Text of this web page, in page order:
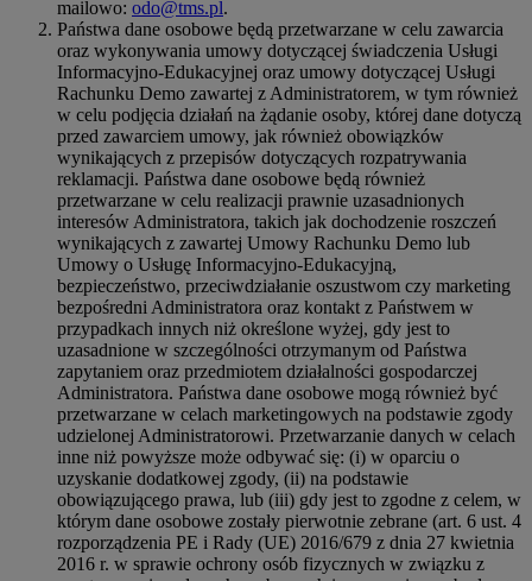
mailowo: odo@tms.pl.
Państwa dane osobowe będą przetwarzane w celu zawarcia
oraz wykonywania umowy dotyczącej świadczenia Usługi
Informacyjno-Edukacyjnej oraz umowy dotyczącej Usługi
Rachunku Demo zawartej z Administratorem, w tym również
w celu podjęcia działań na żądanie osoby, której dane dotyczą
przed zawarciem umowy, jak również obowiązków
wynikających z przepisów dotyczących rozpatrywania
reklamacji. Państwa dane osobowe będą również
przetwarzane w celu realizacji prawnie uzasadnionych
interesów Administratora, takich jak dochodzenie roszczeń
wynikających z zawartej Umowy Rachunku Demo lub
Umowy o Usługę Informacyjno-Edukacyjną,
bezpieczeństwo, przeciwdziałanie oszustwom czy marketing
bezpośredni Administratora oraz kontakt z Państwem w
przypadkach innych niż określone wyżej, gdy jest to
uzasadnione w szczególności otrzymanym od Państwa
zapytaniem oraz przedmiotem działalności gospodarczej
Administratora. Państwa dane osobowe mogą również być
przetwarzane w celach marketingowych na podstawie zgody
udzielonej Administratorowi. Przetwarzanie danych w celach
inne niż powyższe może odbywać się: (i) w oparciu o
uzyskanie dodatkowej zgody, (ii) na podstawie
obowiązującego prawa, lub (iii) gdy jest to zgodne z celem, w
którym dane osobowe zostały pierwotnie zebrane (art. 6 ust. 4
rozporządzenia PE i Rady (UE) 2016/679 z dnia 27 kwietnia
2016 r. w sprawie ochrony osób fizycznych w związku z